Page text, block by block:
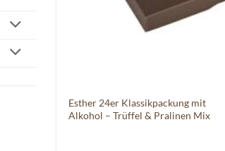
Esther 24er Klassikpackung mit
Alkohol – Trüffel & Pralinen Mix